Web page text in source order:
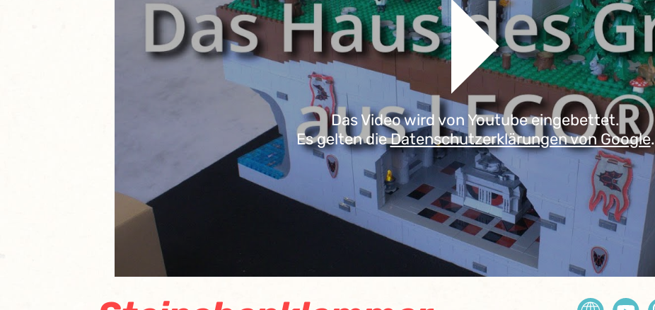
Das Video wird von Youtube eingebettet.
Es gelten dieDatenschutzerklärungen von Google.